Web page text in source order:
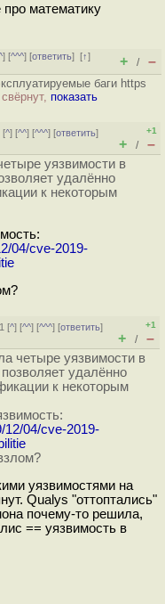
математику
] [^^^] [ответить][↑]
+ / –
баги https
показать
[^] [^^] [^^^] [ответить]
+1
+ / –
уязвимости в
удалённо
к некоторым
04/cve-2019-
[^] [^^] [^^^] [ответить]
+1
+ / –
четыре уязвимости в
удалённо
к некоторым
12/04/cve-2019-
уязвимостями на
Qualys "оттоптались"
почему-то решила,
== уязвимость в